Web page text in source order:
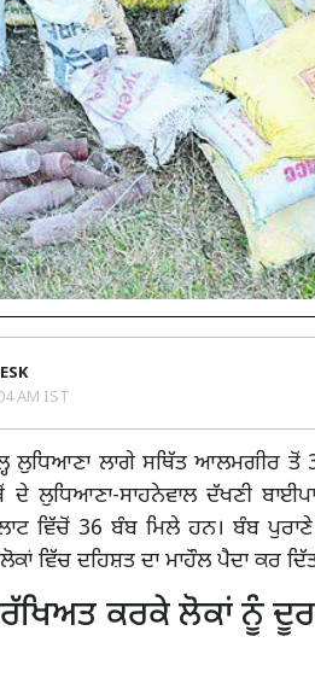
AM IST
ਲੁਧਿਆਣਾ ਲਾਗੇ ਸਥਿੱਤ ਆਲਮਗੀਰ
ਲੁਧਿਆਣਾ-ਸਾਹਨੇਵਾਲ ਦੱਖਣੀ
ਵਿੱਚੋਂ 36 ਬੰਬ ਮਿਲੇ ਹਨ। ਬੰਬ
ਵਿੱਚ ਦਹਿਸ਼ਤ ਦਾ ਮਾਹੌਲ ਪੈਦਾ ਕਰ
ਕਰਕੇ ਲੋਕਾਂ ਨੂੰ